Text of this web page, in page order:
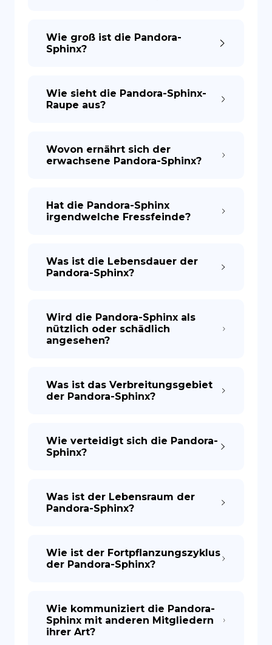
Wie groß ist die Pandora-
Sphinx?
Wie sieht die Pandora-Sphinx-
Raupe aus?
Wovon ernährt sich der
erwachsene Pandora-Sphinx?
Hat die Pandora-Sphinx
irgendwelche Fressfeinde?
Was ist die Lebensdauer der
Pandora-Sphinx?
Wird die Pandora-Sphinx als
nützlich oder schädlich
angesehen?
Was ist das Verbreitungsgebiet
der Pandora-Sphinx?
Wie verteidigt sich die Pandora-
Sphinx?
Was ist der Lebensraum der
Pandora-Sphinx?
Wie ist der Fortpflanzungszyklus
der Pandora-Sphinx?
Wie kommuniziert die Pandora-
Sphinx mit anderen Mitgliedern
ihrer Art?